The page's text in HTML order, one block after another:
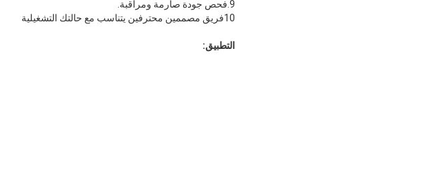
9.فحص جودة صارمة ومراقبة.
10فريق مصممين محترفين يتناسب مع حالتك التشغيلية
التطبيق: